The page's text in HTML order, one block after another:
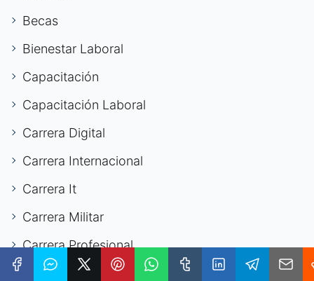
Becas
Bienestar Laboral
Capacitación
Capacitación Laboral
Carrera Digital
Carrera Internacional
Carrera It
Carrera Militar
Carrera Profesional
Carrera Stem